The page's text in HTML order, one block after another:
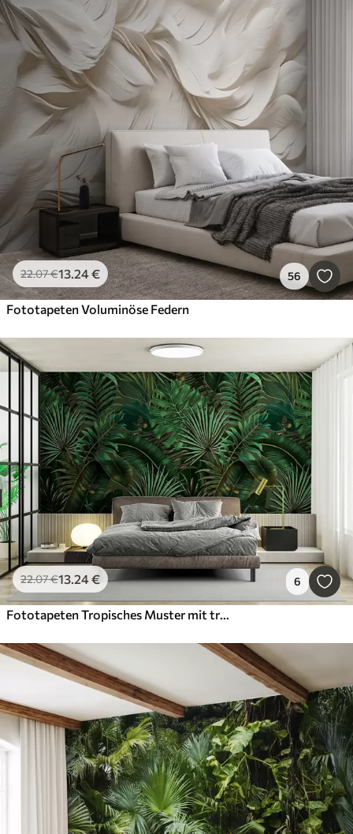
22.07€13.24€ 56
Fototapeten Voluminöse Federn
22.07€13.24€ 6
Fototapeten Tropisches Muster mit tropischer grüner Palme, Bananenblätter